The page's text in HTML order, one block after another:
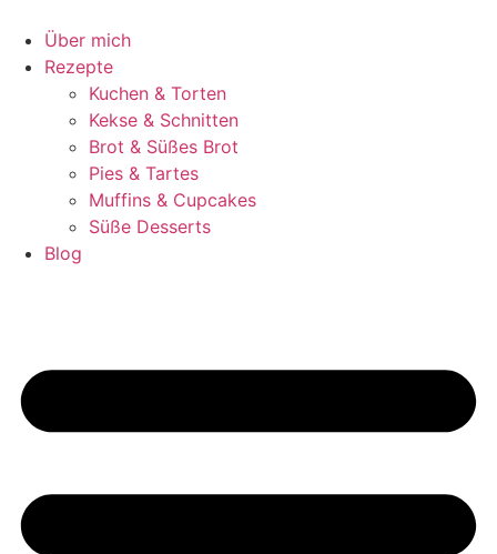
Inhalt
springen
Über mich
Rezepte
Kuchen & Torten
Kekse & Schnitten
Brot & Süßes Brot
Pies & Tartes
Muffins & Cupcakes
Süße Desserts
Blog